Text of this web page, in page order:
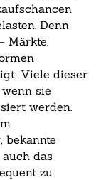
Denn
Märkte,
Viele dieser
sie
werden.
bekannte
das
zu